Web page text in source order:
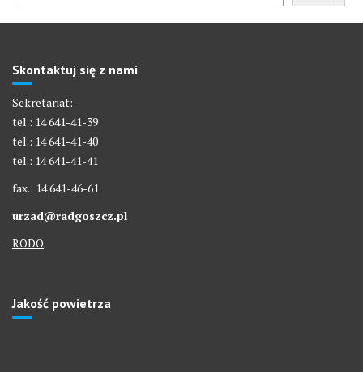
Skontaktuj się z nami
Sekretariat:
tel.: 14 641-41-39
tel.: 14 641-41-40
tel.: 14 641-41-41
fax.: 14 641-46-61
urzad@radgoszcz.pl
RODO
Jakość powietrza